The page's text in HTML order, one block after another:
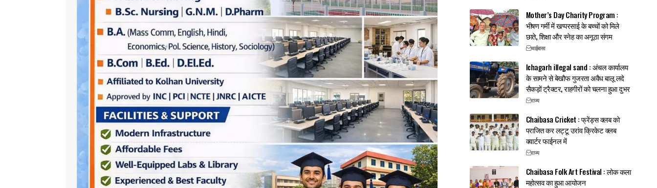
Mother’s Day Charity Program :
भीषण गर्मी में खप्परसाई के बच्चों को मिले
छाते, शिक्षा और स्नेह का अनूठा संगम
चाईबासा
Ichagarh illegal sand : अंचल कार्यालय
के सामने से बेखौफ गुजरता अवैध बालू लदे
सैकड़ों ट्रैक्टर, राहगीरों को चलना हुआ दुभर
राज्य
Chaibasa Cricket : फ्रेंड्स क्लब को
पराजित कर लट्टू उरांव क्रिकेट क्लब
क्वार्टर फाईनल में
राज्य
Chaibasa Folk Art Festival : लोक कला
महोत्सव का हुआ आयोजन